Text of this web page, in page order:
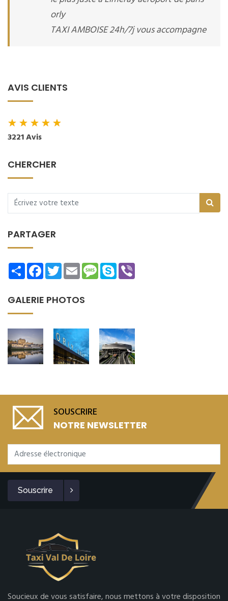
orly
TAXI AMBOISE 24h/7j vous accompagne
AVIS CLIENTS
★★★★★
3221 Avis
CHERCHER
PARTAGER
ShareFacebookTwitterEmailMessage
Skype
GALERIE PHOTOS
SOUSCRIRE
NOTRE NEWSLETTER
Souscrire
Soucieux de vous satisfaire, nous mettons à votre disposition